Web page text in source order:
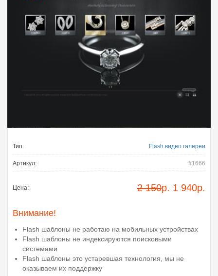
Тип: Flash видео галереи
Артикул: #1666
Цена: 2 150р. 1 940р.
Внимание!
Flash шаблоны не работаю на мобильных устройствах
Flash шаблоны не индексируются поисковыми
системами
Flash шаблоны это устаревшая технология, мы не
оказываем их поддержку